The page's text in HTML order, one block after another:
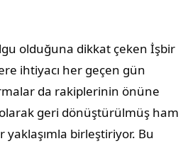
olduğuna dikkat çeken İşbir
ihtiyacı her geçen gün
da rakiplerinin önüne
geri dönüştürülmüş ham
yaklaşımla birleştiriyor. Bu